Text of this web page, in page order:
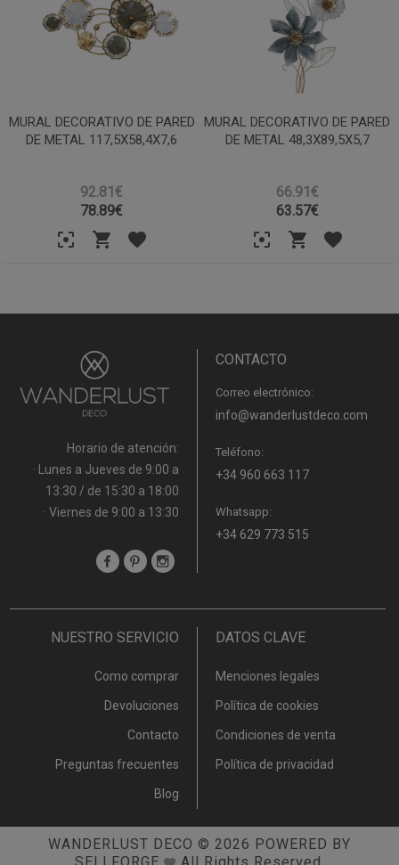
MURAL DECORATIVO DE PARED
DE METAL 117,5X58,4X7,6
92.81€
78.89€
MURAL DECORATIVO DE PARED
DE METAL 48,3X89,5X5,7
66.91€
63.57€
Horario de atención:
· Lunes a Jueves de 9:00 a
13:30 / de 15:30 a 18:00
· Viernes de 9:00 a 13:30
CONTACTO
Correo electrónico:
info@wanderlustdeco.com
Teléfono:
+34 960 663 117
Whatsapp:
+34 629 773 515
NUESTRO SERVICIO
Como comprar
Devoluciones
Contacto
Preguntas frecuentes
Blog
DATOS CLAVE
Menciones legales
Política de cookies
Condiciones de venta
Política de privacidad
WANDERLUST DECO © 2026 POWERED BY